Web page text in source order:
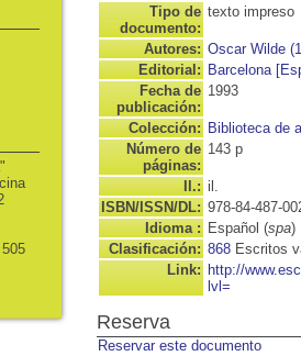
Tipo de
documento:
texto impreso
Autores: Oscar Wilde
Editorial: Barcelona
Fecha de
publicación:
1993
Colección: Biblioteca de
Número de
páginas:
143 p
Il.: il.
ISBN/ISSN/DL: 978-84-487-
Idioma : Español (spa)
Clasificación: 868 Escritos
Link: http://
lvl=
Reserva
Reservar este documento